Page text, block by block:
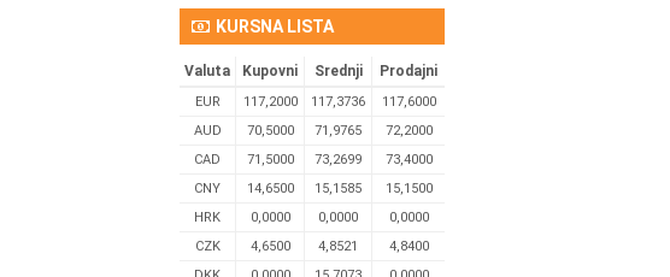
KURSNA LISTA
Valuta Kupovni Srednji Prodajni
EUR 117,2000 117,3736
117,6000
AUD
70,5000 71,9765
72,2000
CAD
71,5000 73,2699
73,4000
CNY
14,6500 15,1585
15,1500
HRK
0,0000 0,0000
0,0000
CZK
4,6500 4,8521
4,8400